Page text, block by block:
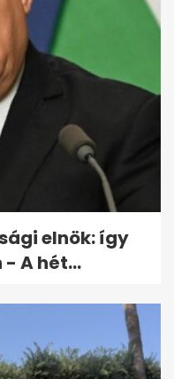
elnök: így
A hét...